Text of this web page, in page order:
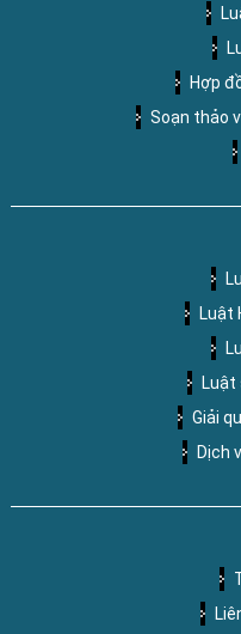
Hợp
Soạn thảo
Luật
Giải
Dịch